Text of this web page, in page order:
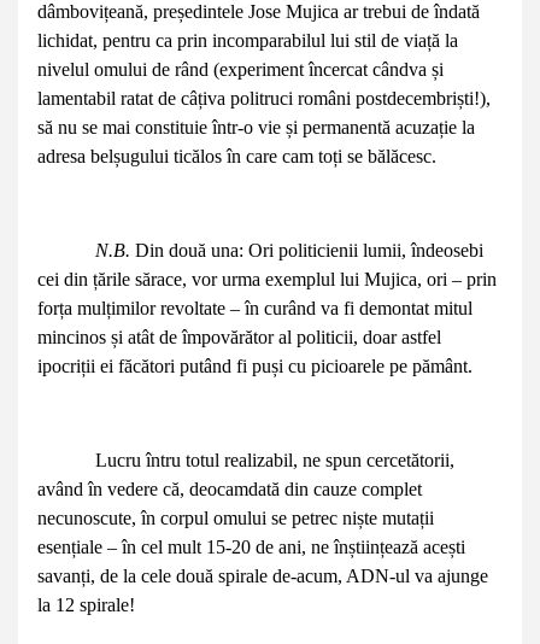
dâmbovițeană, președintele Jose Mujica ar trebui de îndată
lichidat, pentru ca prin incomparabilul lui stil de viață la
nivelul omului de rând (experiment încercat cândva și
lamentabil ratat de câțiva politruci români postdecembriști!),
să nu se mai constituie într-o vie și permanentă acuzație la
adresa belșugului ticălos în care cam toți se bălăcesc.
N.B. Din două una: Ori politicienii lumii, îndeosebi
cei din țările sărace, vor urma exemplul lui Mujica, ori – prin
forța mulțimilor revoltate – în curând va fi demontat mitul
mincinos și atât de împovărător al politicii, doar astfel
ipocriții ei făcători putând fi puși cu picioarele pe pământ.
Lucru întru totul realizabil, ne spun cercetătorii,
având în vedere că, deocamdată din cauze complet
necunoscute, în corpul omului se petrec niște mutații
esențiale – în cel mult 15-20 de ani, ne înștiințează acești
savanți, de la cele două spirale de-acum, ADN-ul va ajunge
la 12 spirale!